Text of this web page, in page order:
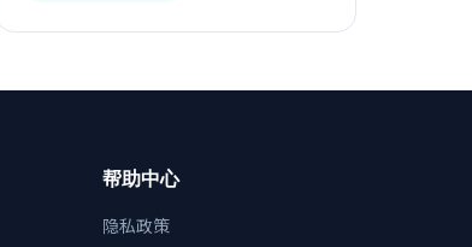
帮助中心
隐私政策